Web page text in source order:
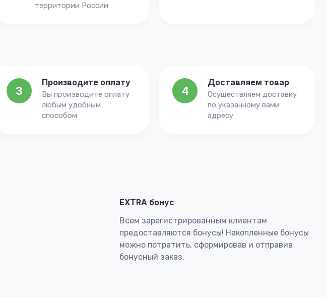
территории России
3
Производите оплату
Вы производите оплату
любым удобным
способом
4
Доставляем товар
Осуществляем доставку
по указанному вами
адресу
EXTRA бонус
Всем зарегистрированным клиентам
предоставляются бонусы! Накопленные бонусы
можно потратить, сформировав и отправив
бонусный заказ.